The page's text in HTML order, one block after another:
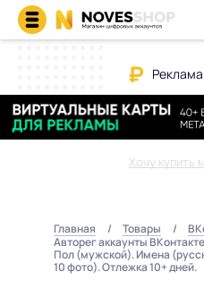
Хочу купить
Главная Товары
Авторег аккаунты
Пол (мужской). Имена
10 фото). Отлежка 10+ дней.